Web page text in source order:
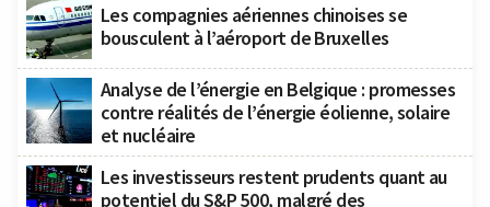
Les compagnies aériennes chinoises se
bousculent à l’aéroport de Bruxelles
Analyse de l’énergie en Belgique : promesses
contre réalités de l’énergie éolienne, solaire
et nucléaire
Les investisseurs restent prudents quant au
potentiel du S&P 500, malgré des